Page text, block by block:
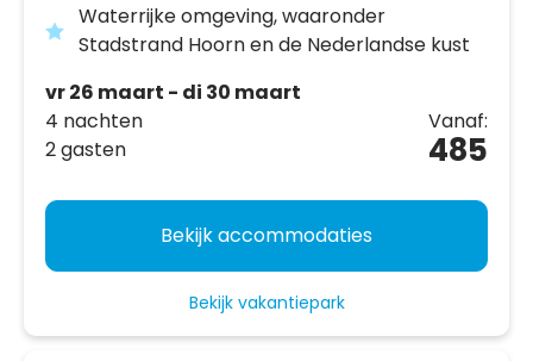
Waterrijke omgeving, waaronder
Stadstrand Hoorn en de Nederlandse kust
vr 26 maart - di 30 maart
4 nachten
2 gasten
Vanaf:
485
Bekijk accommodaties
Bekijk vakantiepark